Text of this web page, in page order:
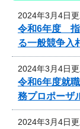
2024年3月4日
令和6年度 指
る一般競争入
2024年3月4日
令和6年度就
務プロポーザ
2024年3月4日